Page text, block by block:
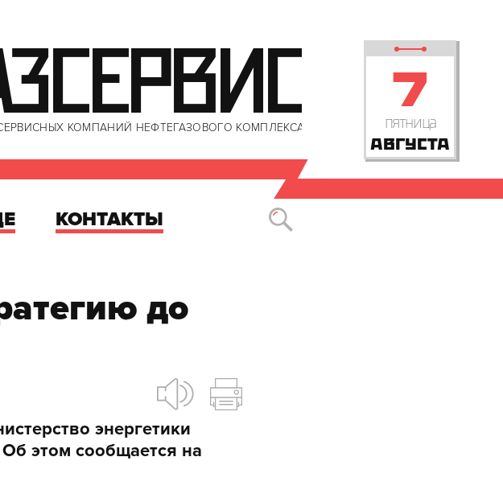
КОМПАНИЙ НЕФТЕГАЗОВОГО КОМПЛЕКСА
7
пятница
АВГУСТА
КОНТАКТЫ
до
энергетики
этом сообщается на